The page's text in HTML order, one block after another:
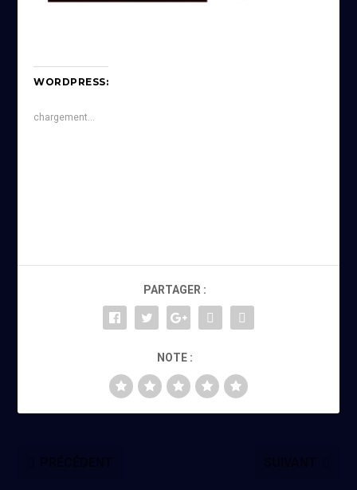
WORDPRESS:
chargement…
PARTAGER :
NOTE :